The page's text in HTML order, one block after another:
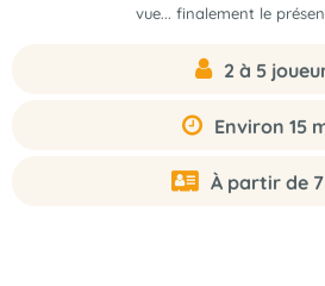
vue... finalement le
2 à 5
Environ 15
À partir de